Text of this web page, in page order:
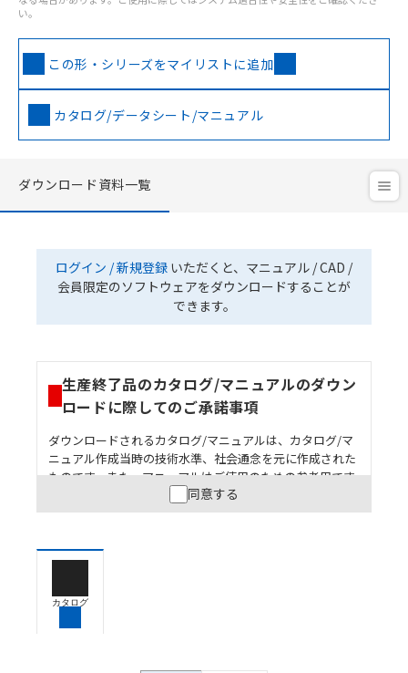
い。
この形・シリーズをマイリストに追加
カタログ/データシート/マニュアル
ダウンロード資料一覧
ログイン / 新規登録 いただくと、マニュアル / CAD /
会員限定のソフトウェアをダウンロードすることが
できます。
生産終了品のカタログ/マニュアルのダウン
ロードに際してのご承諾事項
ダウンロードされるカタログ/マニュアルは、カタログ/マ
ニュアル作成当時の技術水準、社会通念を元に作成された
ものです。また、マニュアルはご使用のための参考用です
ので、ご使用にあたっての安全性については十分にご配慮
ください。以下の内容をご承諾の上、ご利用ください。
うな用途に使用される場合には、システム全体として
保できるよう設計されていること、および本製品が全
ていることを、必ず事前に確認してください。
同意する
カタログ